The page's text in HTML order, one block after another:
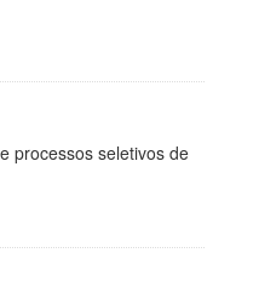
processos seletivos de